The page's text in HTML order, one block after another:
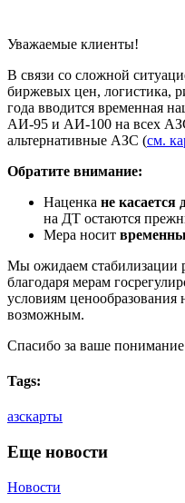
Уважаемые клиенты!
В связи со сложной
биржевых цен, логистика,
года вводится временная
АИ-95 и АИ-100 на всех
альтернативные АЗС (см.
Обратите внимание:
Наценка не касается
на ДТ остаются
Мера носит
Мы ожидаем стабилизации
благодаря мерам
условиям ценообразования
возможным.
Спасибо за ваше
Tags:
азскарты
Еще новости
Новости